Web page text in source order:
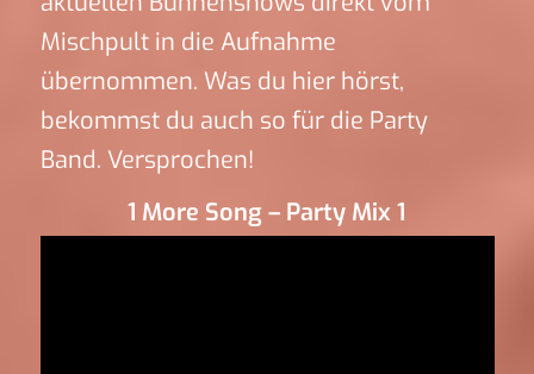
Mischpult in die Aufnahme
übernommen. Was du hier hörst,
bekommst du auch so für die Party
Band. Versprochen!
1 More Song – Party Mix 1